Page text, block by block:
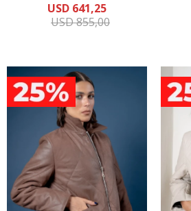
USD 641,25
USD855,00